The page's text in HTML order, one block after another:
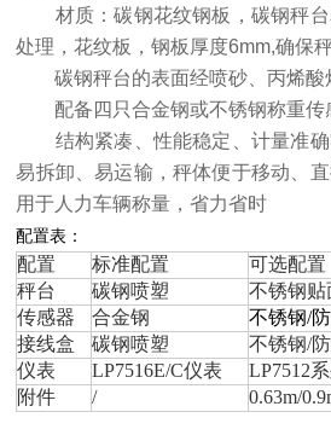
材质：碳钢花纹钢板，碳钢秤台
处理，花纹板，钢板厚度6mm,确保
碳钢秤台的表面经喷砂、丙烯酸
配备四只合金钢或不锈钢称重传
结构紧凑、性能稳定、计量准确
易拆卸、易运输，秤体便于移动、
用于人力车辆称量，省力省时
配置表：
配置 标准配置
可选配置
秤台
碳钢喷塑
不锈钢贴
传感器
合金钢
不锈钢/
接线盒
碳钢喷塑
不锈钢/
仪表
LP7516E/C仪表
LP7512
附件
/ 0.63m/